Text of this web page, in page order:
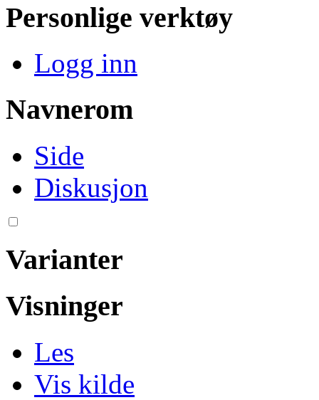
Personlige verktøy
Logg inn
Navnerom
Side
Diskusjon
Varianter
Visninger
Les
Vis kilde